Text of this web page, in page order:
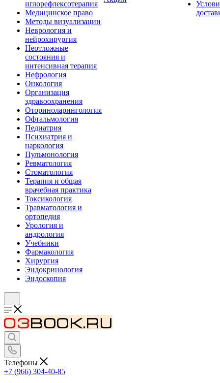
иглорефлексотерапия
Медицинское право
Методы визуализации
Неврология и
нейрохирургия
Неотложные
состояния и
интенсивная терапия
Нефрология
Онкология
Организация
здравоохранения
Оториноларингология
Офтальмология
Педиатрия
Психиатрия и
наркология
Пульмонология
Ревматология
Стоматология
Терапия и общая
врачебная практика
Токсикология
Травматология и
ортопедия
Урология и
андрология
Учебники
Фармакология
Хирургия
Эндокринология
Эндоскопия
Телефоны
+7 (966) 304-40-85